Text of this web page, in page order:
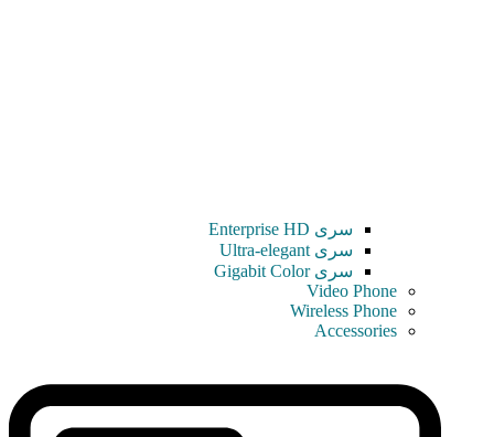
سری Enterprise HD
سری Ultra-elegant
سری Gigabit Color
Video Phone
Wireless Phone
Accessories